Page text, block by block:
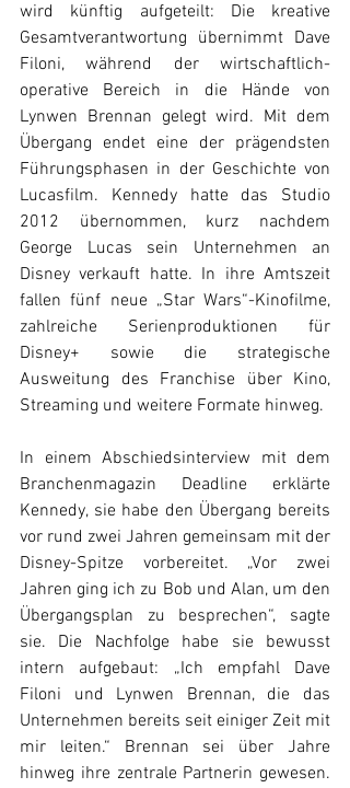
wird künftig aufgeteilt: Die kreative
Gesamtverantwortung übernimmt Dave
Filoni, während der wirtschaftlich-
operative Bereich in die Hände von
Lynwen Brennan gelegt wird. Mit dem
Übergang endet eine der prägendsten
Führungsphasen in der Geschichte von
Lucasfilm. Kennedy hatte das Studio
2012 übernommen, kurz nachdem
George Lucas sein Unternehmen an
Disney verkauft hatte. In ihre Amtszeit
fallen fünf neue „Star Wars“-Kinofilme,
zahlreiche Serienproduktionen für
Disney+ sowie die strategische
Ausweitung des Franchise über Kino,
Streaming und weitere Formate hinweg.
In einem Abschiedsinterview mit dem
Branchenmagazin Deadline erklärte
Kennedy, sie habe den Übergang bereits
vor rund zwei Jahren gemeinsam mit der
Disney-Spitze vorbereitet. „Vor zwei
Jahren ging ich zu Bob und Alan, um den
Übergangsplan zu besprechen“, sagte
sie. Die Nachfolge habe sie bewusst
intern aufgebaut: „Ich empfahl Dave
Filoni und Lynwen Brennan, die das
Unternehmen bereits seit einiger Zeit mit
mir leiten.“ Brennan sei über Jahre
hinweg ihre zentrale Partnerin gewesen.